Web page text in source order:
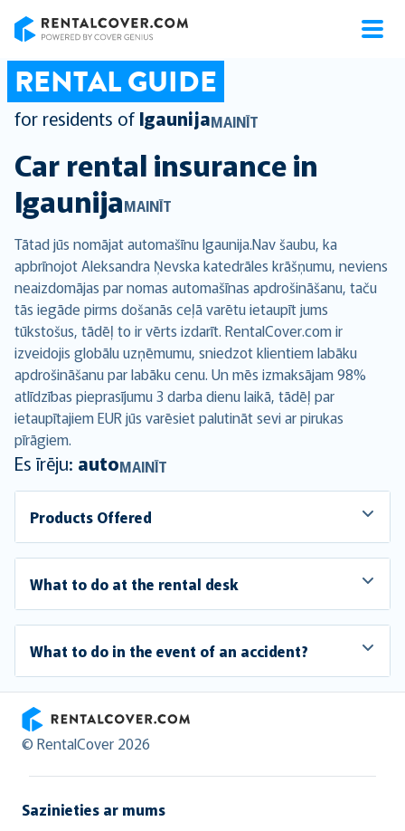
RENTAL GUIDE
for residents of IgaunijaMAINĪT
Car rental insurance in
IgaunijaMAINĪT
Tātad jūs nomājat automašīnu Igaunija.Nav šaubu, ka
apbrīnojot Aleksandra Ņevska katedrāles krāšņumu, neviens
neaizdomājas par nomas automašīnas apdrošināšanu, taču
tās iegāde pirms došanās ceļā varētu ietaupīt jums
tūkstošus, tādēļ to ir vērts izdarīt. RentalCover.com ir
izveidojis globālu uzņēmumu, sniedzot klientiem labāku
apdrošināšanu par labāku cenu. Un mēs izmaksājam 98%
atlīdzības pieprasījumu 3 darba dienu laikā, tādēļ par
ietaupītajiem EUR jūs varēsiet palutināt sevi arpirukas
pīrāgiem.
Es īrēju: autoMAINĪT
Products Offered
What to do at the rental desk
What to do in the event of an accident?
RentalCover
© RentalCover 2026
Sazinieties ar mums